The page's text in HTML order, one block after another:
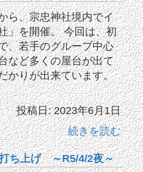
、宗忠神社境内でイ
」を開催。 今回は、初
、若手のグループ中心
など多くの屋台が出て
かりが出来ています。
投稿日: 2023年6月1日
続きを読む
ち上げ ～R5/4/2夜～